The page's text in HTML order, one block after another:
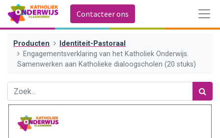
Contacteer ons
Producten
Identiteit-Pastoraal
Engagementsverklaring van het Katholiek Onderwijs.
Samenwerken aan Katholieke dialoogscholen (20 stuks)